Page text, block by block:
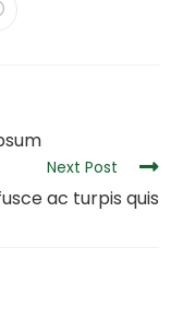
Next Post
ac turpis quis